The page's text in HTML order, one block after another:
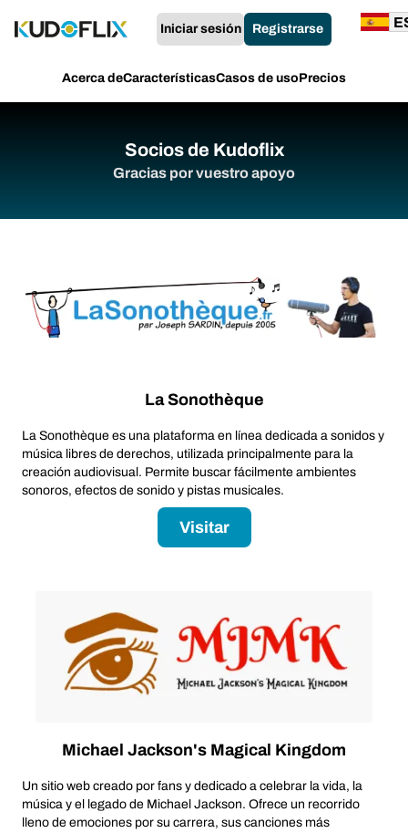
Acerca deCaracterísticasCasos de usoPrecios
Iniciar sesión Registrarse
Socios de Kudoflix
Gracias por vuestro apoyo
La Sonothèque
La Sonothèque es una plataforma en línea dedicada a sonidos y
música libres de derechos, utilizada principalmente para la
creación audiovisual. Permite buscar fácilmente ambientes
sonoros, efectos de sonido y pistas musicales.
Visitar
Michael Jackson's Magical Kingdom
Un sitio web creado por fans y dedicado a celebrar la vida, la
música y el legado de Michael Jackson. Ofrece un recorrido
lleno de emociones por su carrera, sus canciones más